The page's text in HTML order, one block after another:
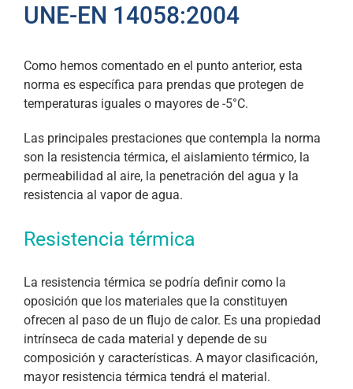
UNE-EN 14058:2004
Como hemos comentado en el punto anterior, esta
norma es específica para prendas que protegen de
temperaturas iguales o mayores de -5°C.
Las principales prestaciones que contempla la norma
son la resistencia térmica, el aislamiento térmico, la
permeabilidad al aire, la penetración del agua y la
resistencia al vapor de agua.
Resistencia térmica
La resistencia térmica se podría definir como la
oposición que los materiales que la constituyen
ofrecen al paso de un flujo de calor. Es una propiedad
intrínseca de cada material y depende de su
composición y características. A mayor clasificación,
mayor resistencia térmica tendrá el material.